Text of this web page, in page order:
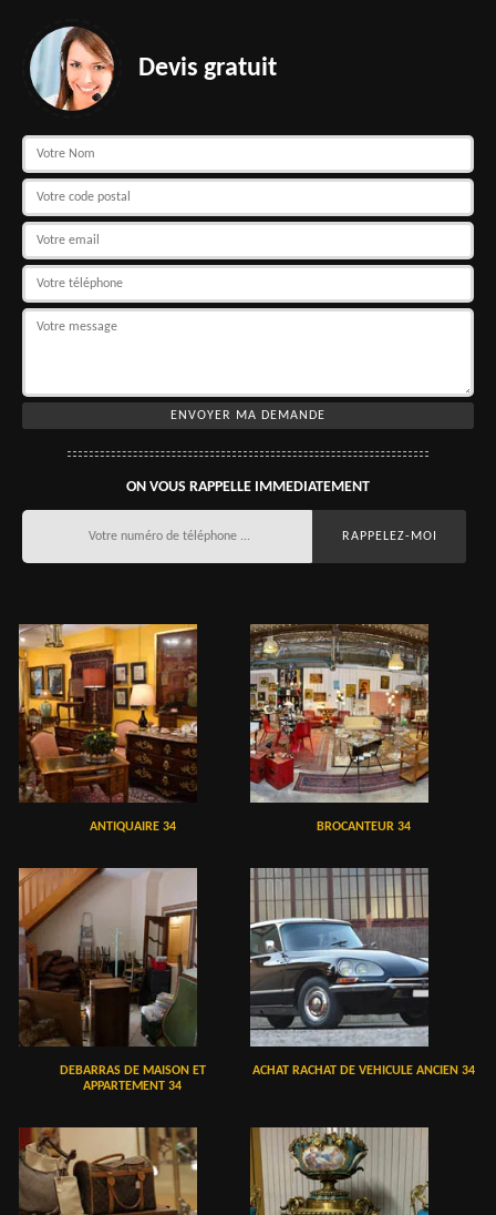
Devis gratuit
ON VOUS RAPPELLE IMMEDIATEMENT
ANTIQUAIRE 34 BROCANTEUR 34
DEBARRAS DE MAISON ET
APPARTEMENT 34
ACHAT RACHAT DE VEHICULE ANCIEN 34